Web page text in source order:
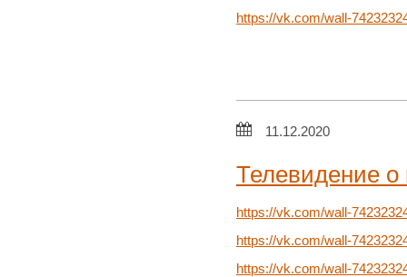
https://vk.com/wall-
11.12.2020
Телевидение о
https://vk.com/wall-
https://vk.com/wall-
https://vk.com/wall-